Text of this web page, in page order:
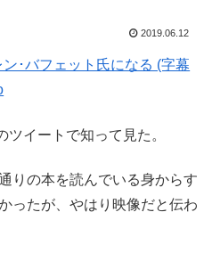
2019.06.12
･バフェット氏になる (字幕
ツイートで知って見た。
りの本を読んでいる身からす
ったが、やはり映像だと伝わ